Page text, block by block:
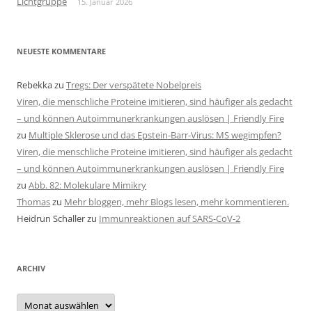
NEUESTE KOMMENTARE
Rebekkazu Tregs: Der verspätete Nobelpreis
Viren, die menschliche Proteine imitieren, sind häufiger als gedacht
– und können Autoimmunerkrankungen auslösen | Friendly Fire
zu Multiple Sklerose und das Epstein-Barr-Virus: MS wegimpfen?
Viren, die menschliche Proteine imitieren, sind häufiger als gedacht
– und können Autoimmunerkrankungen auslösen | Friendly Fire
zu Abb. 82: Molekulare Mimikry
Thomaszu Mehr bloggen, mehr Blogs lesen, mehr kommentieren.
Heidrun Schallerzu Immunreaktionen auf SARS-CoV-2
ARCHIV
Archiv